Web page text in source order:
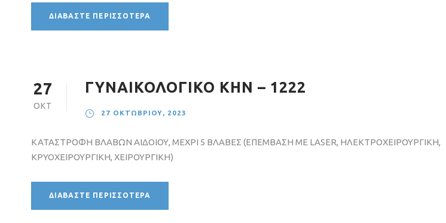
ΔΙΑΒΆΣΤΕ ΠΕΡΙΣΣΌΤΕΡΑ
27
ΟΚΤ
ΓΥΝΑΙΚΟΛΟΓΙΚΟ ΚΗΝ – 1222
27 ΟΚΤΩΒΡΊΟΥ, 2023
ΚΑΤΑΣΤΡΟΦΗ ΒΛΑΒΩΝ ΑΙΔΟΙΟΥ, ΜΕΧΡΙ 5 ΒΛΑΒΕΣ (ΕΠΕΜΒΑΣΗ ΜΕ LASER, ΗΛΕΚΤΡΟΧΕΙΡΟΥΡΓΙΚΗ,
ΚΡΥΟΧΕΙΡΟΥΡΓΙΚΗ, ΧΕΙΡΟΥΡΓΙΚΗ)
ΔΙΑΒΆΣΤΕ ΠΕΡΙΣΣΌΤΕΡΑ